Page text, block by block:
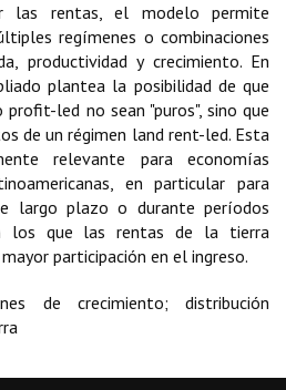
las rentas, el modelo permite
regímenes o combinaciones
productividad y crecimiento. En
plantea la posibilidad de que
led no sean "puros", sino que
de un régimen land rent-led. Esta
relevante para economías
en particular para
largo plazo o durante períodos
los que las rentas de la tierra
participación en el ingreso.
de crecimiento; distribución